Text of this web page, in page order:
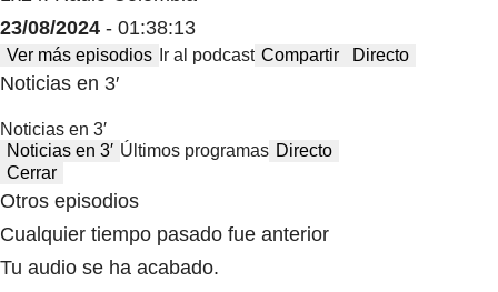
23/08/2024 - 01:38:13
Ver más episodios Ir al podcast Compartir Directo
Noticias en 3′
Noticias en 3′
Noticias en 3′ Últimos programas Directo
Cerrar
Otros episodios
Cualquier tiempo pasado fue anterior
Tu audio se ha acabado.